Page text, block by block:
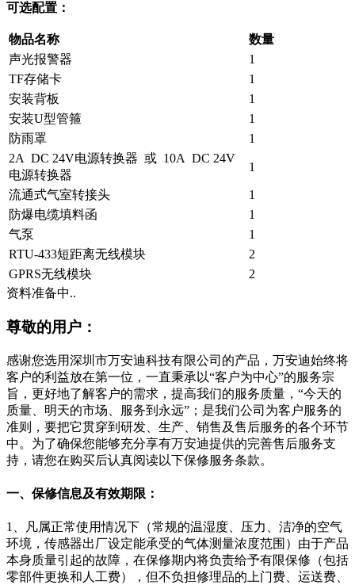
可选配置：
物品名称
数量
声光报警器
1
TF存储卡
1
安装背板
1
安装U型管箍
1
防雨罩
1
2A DC 24V电源转换器 或 10A DC 24V
电源转换器
1
流通式气室转接头
1
防爆电缆填料函
1
气泵
1
RTU-433短距离无线模块
2
GPRS无线模块
2
资料准备中..
尊敬的用户：
感谢您选用深圳市万安迪科技有限公司的产品，万安迪始终将
客户的利益放在第一位，一直秉承以“客户为中心”的服务宗
旨，更好地了解客户的需求，提高我们的服务质量，“今天的
质量、明天的市场、服务到永远”；是我们公司为客户服务的
准则，要把它贯穿到研发、生产、销售及售后服务的各个环节
中。为了确保您能够充分享有万安迪提供的完善售后服务支
持，请您在购买后认真阅读以下保修服务条款。
一、保修信息及有效期限：
1、凡属正常使用情况下（常规的温湿度、压力、洁净的空气
环境，传感器出厂设定能承受的气体测量浓度范围）由于产品
本身质量引起的故障，在保修期内将负责给予有限保修（包括
零部件更换和人工费），但不负担修理品的上门费、运送费、